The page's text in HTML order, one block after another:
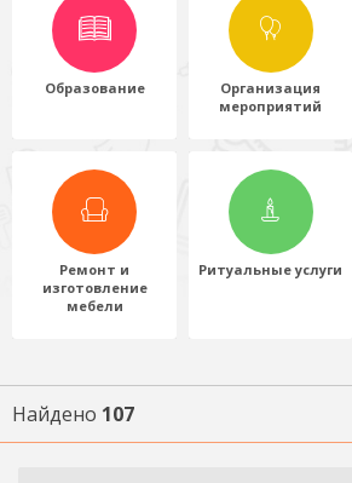
Образование
Организация
мероприятий
Ремонт и
изготовление
мебели
Ритуальные услуги
Найдено 107